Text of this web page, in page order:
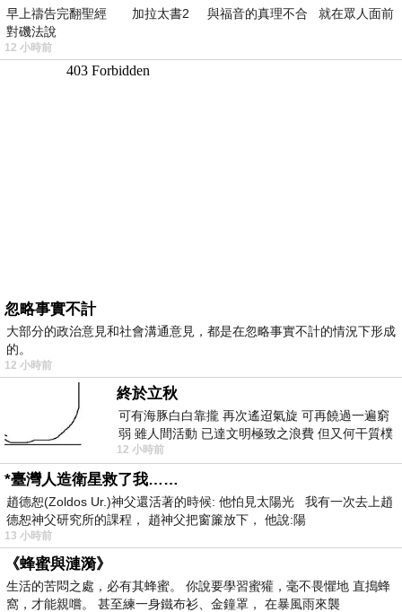
早上禱告完翻聖經 加拉太書2 與福音的真理不合 就在眾人面前
對磯法說
12 小時前
忽略事實不計
大部分的政治意見和社會溝通意見，都是在忽略事實不計的情況下形成
的。
12 小時前
終於立秋
可有海豚白白靠攏 再次遙迢氣旋 可再饒過一遍窮
弱 雖人間活動 已達文明極致之浪費 但又何干質樸
者 只能白白陪葬
12 小時前
*臺灣人造衛星救了我……
趙德恕(Zoldos Ur.)神父還活著的時候: 他怕見太陽光 我有一次去上趙
德恕神父研究所的課程， 趙神父把窗簾放下， 他說:陽
13 小時前
《蜂蜜與漣漪》
生活的苦悶之處，必有其蜂蜜。 你說要學習蜜獾，毫不畏懼地 直搗蜂
窩，才能親嚐。 甚至練一身鐵布衫、金鐘罩， 在暴風雨來襲